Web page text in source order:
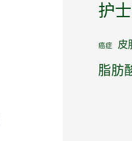
护
癌症 皮
脂肪